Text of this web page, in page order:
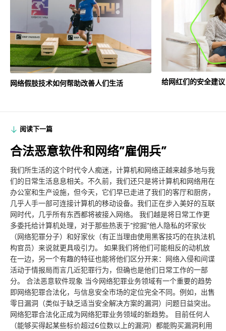
网络假肢技术如何帮助改善人们生活 给网红们的安全建
阅读下一篇
合法恶意软件和网络”雇佣兵”
我们所生活的这个时代令人痴迷，计算机和网络正越来越多地与我
们的日常生活息息相关。不久前，我们还只是将计算机和网络用在
办公室和生产设施，但今天，它们早已走进了我们的客厅和厨房，
几乎人手一部可连接计算机的移动设备。我们正在步入美好的互联
网时代，几乎所有东西都将被接入网络。 我们越是将日常工作更
多委托给计算机处理，对于那些热衷于”挖掘”他人隐私的坏家伙
（网络犯罪分子）和好家伙（有正当理由使用黑客技巧的在执法机
构官员）来说就更具吸引力。 如果我们将他们可能相反的动机放
在一边，另一个有趣的特征也能将他们区分开来：网络入侵和间谍
活动于情报局而言几近犯罪行为，但确也是他们日常工作的一部
分。 合法恶意软件现象 当今网络犯罪业务领域有一个重要的趋势
即网络犯罪合法化，与信息安全市场的定位完全不同。例如，出售
零日漏洞（类似于缺乏适当安全解决方案的漏洞）问题日益突出。
网络犯罪合法化正成为网络犯罪业务领域的新趋势。 目前任何人
（能够买得起某些标价超过6位数以上的漏洞）都能购买漏洞利用